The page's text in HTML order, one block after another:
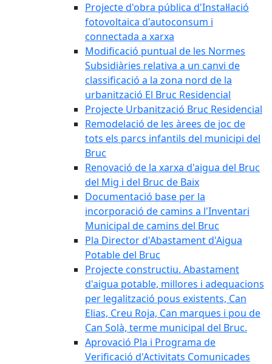
Projecte d'obra pública d'Instal·lació
fotovoltaica d'autoconsum i
connectada a xarxa
Modificació puntual de les Normes
Subsidiàries relativa a un canvi de
classificació a la zona nord de la
urbanització El Bruc Residencial
Projecte Urbanització Bruc Residencial
Remodelació de les àrees de joc de
tots els parcs infantils del municipi del
Bruc
Renovació de la xarxa d'aigua del Bruc
del Mig i del Bruc de Baix
Documentació base per la
incorporació de camins a l'Inventari
Municipal de camins del Bruc
Pla Director d'Abastament d'Aigua
Potable del Bruc
Projecte constructiu. Abastament
d'aigua potable, millores i adequacions
per legalització pous existents, Can
Elias, Creu Roja, Can marques i pou de
Can Solà, terme municipal del Bruc.
Aprovació Pla i Programa de
Verificació d'Activitats Comunicades